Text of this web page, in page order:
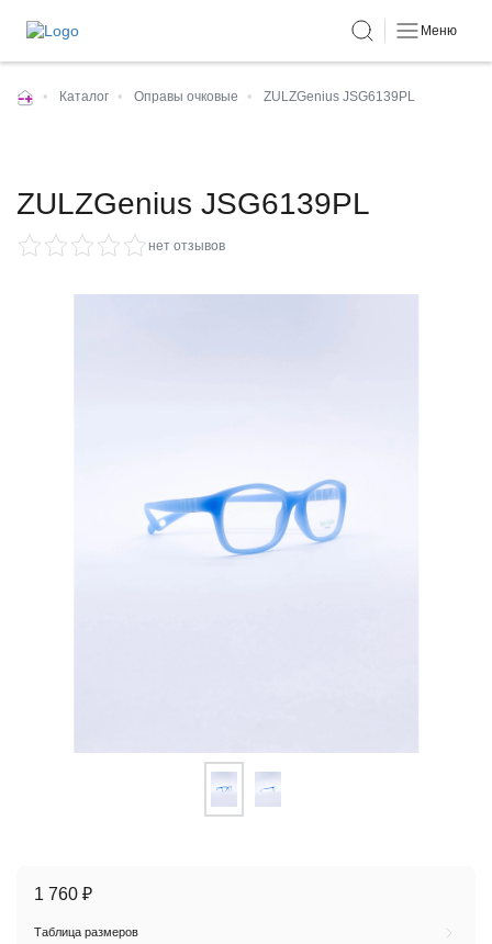
Меню
• Каталог • Оправы очковые • ZULZGenius JSG6139PL
ZULZGenius JSG6139PL
нет отзывов
1 760 ₽
Таблица размеров